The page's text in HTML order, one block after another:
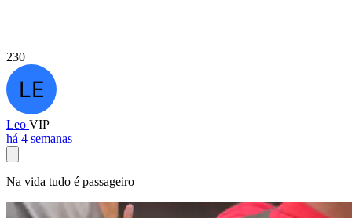
230
Leo VIP
há 4 semanas
Na vida tudo é passageiro